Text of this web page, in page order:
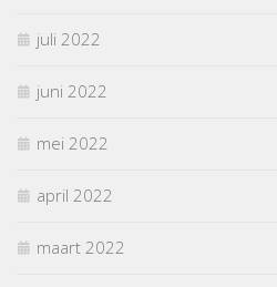
juli 2022
juni 2022
mei 2022
april 2022
maart 2022